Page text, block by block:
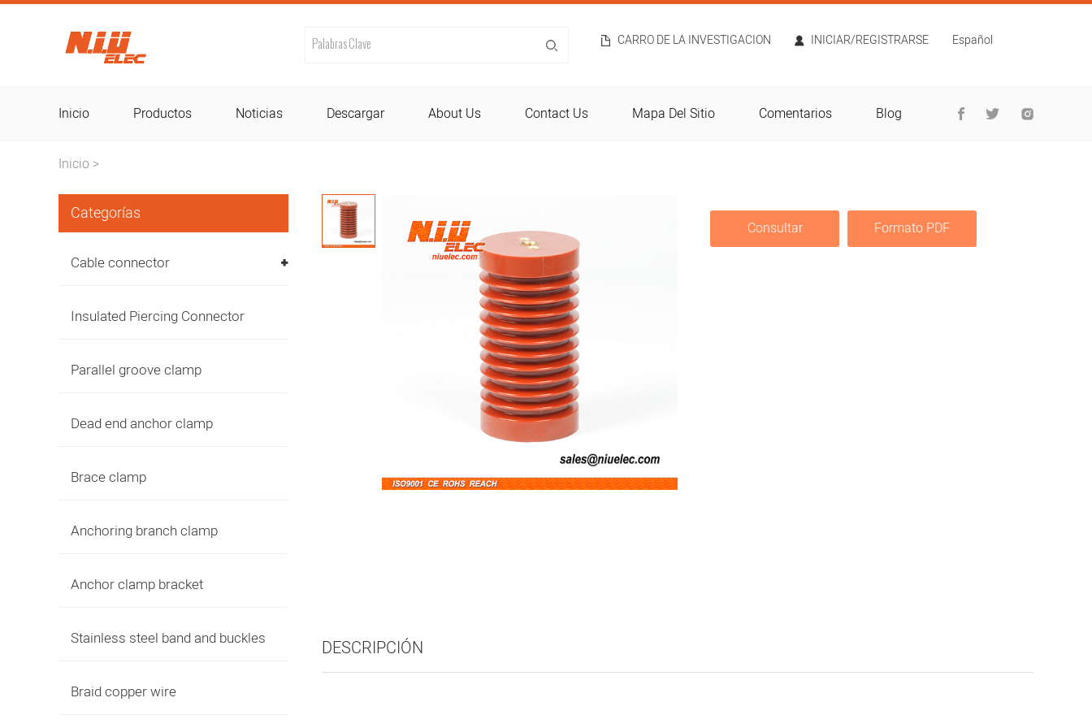
CARRO DE LA INVESTIGACION INICIAR/REGISTRARSE Español
Inicio Productos Noticias Descargar About Us Contact Us Mapa Del Sitio Comentarios Blog
Inicio >
Categorías
Cable connector
Insulated Piercing Connector
Parallel groove clamp
Dead end anchor clamp
Brace clamp
Anchoring branch clamp
Anchor clamp bracket
Stainless steel band and buckles
Braid copper wire
Consultar Formato PDF
DESCRIPCIÓN